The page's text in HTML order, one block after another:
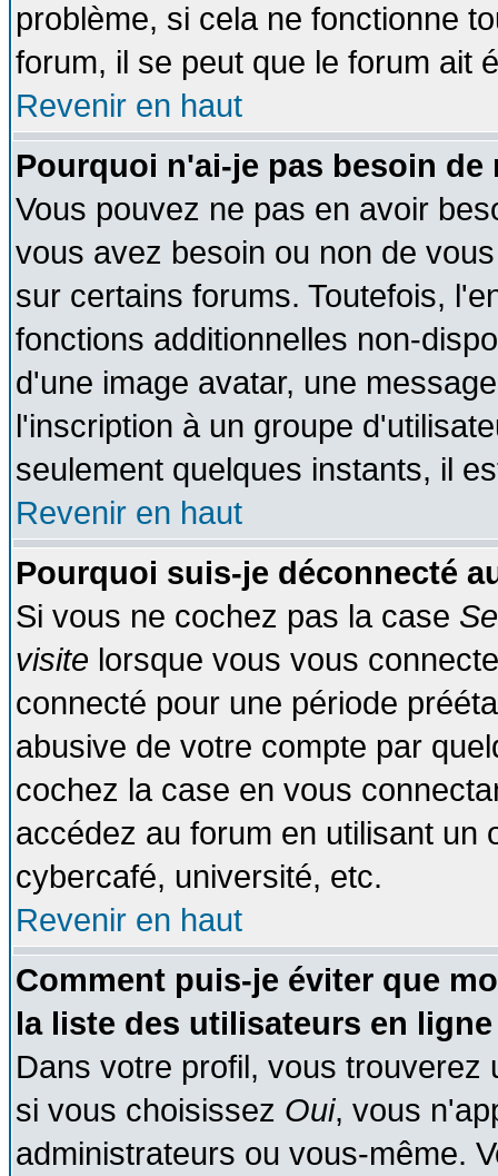
problème, si cela ne fonctionne
forum, il se peut que le forum ait
Revenir en haut
Pourquoi n'ai-je pas besoin de
Vous pouvez ne pas en avoir
vous avez besoin ou non de
sur certains forums. Toutefois,
fonctions additionnelles non-
d'une image avatar, une
l'inscription à un groupe
seulement quelques instants, il
Revenir en haut
Pourquoi suis-je déconnecté
Si vous ne cochez pas la case
visite lorsque vous vous
connecté pour une période
abusive de votre compte par
cochez la case en vous
accédez au forum en utilisant un
cybercafé, université, etc.
Revenir en haut
Comment puis-je éviter que
la liste des utilisateurs en
Dans votre profil, vous trouverez
si vous choisissez Oui, vous
administrateurs ou vous-même.